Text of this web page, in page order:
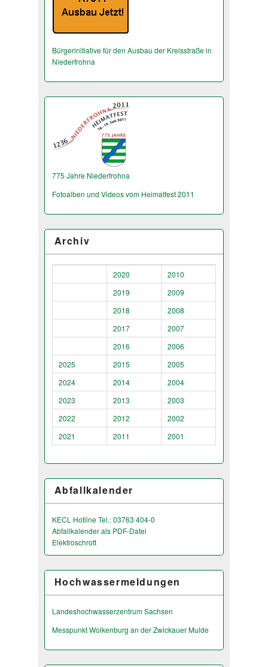
Bürgerinitiative für den Ausbau der Kreisstraße in
Niederfrohna
775 Jahre Niederfrohna
Fotoalben und Videos vom Heimatfest 2011
Archiv
2020
2010
2019
2009
2018
2008
2017
2007
2016
2006
2025
2015
2005
2024
2014
2004
2023
2013
2003
2022
2012
2002
2021
2011 2001
Abfallkalender
KECL Hotline Tel.: 03763 404-0
Abfallkalender als PDF-Datei
Elektroschrott
Hochwassermeldungen
Landeshochwas­serzentrum Sachsen
Messpunkt Wolkenburg an der Zwickauer Mulde